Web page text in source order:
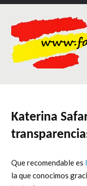
Katerina
Que recomendable es
la que conocimos